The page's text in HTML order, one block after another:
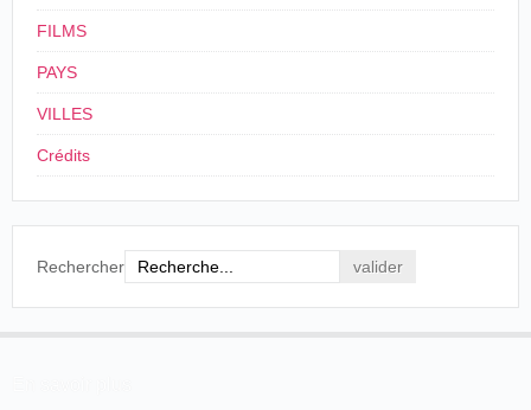
FILMS
PAYS
VILLES
Crédits
Rechercher